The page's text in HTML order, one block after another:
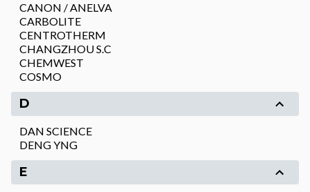
CANON / ANELVA
CARBOLITE
CENTROTHERM
CHANGZHOU S.C
CHEMWEST
COSMO
D
DAN SCIENCE
DENG YNG
E